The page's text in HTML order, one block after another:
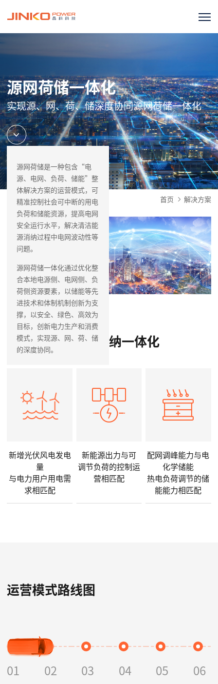
源网荷储一体化
实现源、网、荷、储深度协同源网荷储一体化
首页 解决方案
源网荷储一体化
源网荷储是一种包含“电
源、电网、负荷、储能”整
体解决方案的运营模式，可
精准控制社会可中断的用电
负荷和储能资源，提高电网
安全运行水平，解决清洁能
源消纳过程中电网波动性等
问题。
源网荷储一体化通过优化整
合本地电源侧、电网侧、负
荷侧资源要素，以储能等先
进技术和体制机制创新为支
撑，以安全、绿色、高效为
目标，创新电力生产和消费
模式，实现源、网、荷、储
的深度协同。 新能源消纳一体化
新增光伏风电发电
量
与电力用户用电需
求相匹配
新能源出力与可
调节负荷的控制运
营相匹配
配网调峰能力与电
化学储能
热电负荷调节的储
能能力相匹配
运营模式路线图
01 02 03 04 05 06